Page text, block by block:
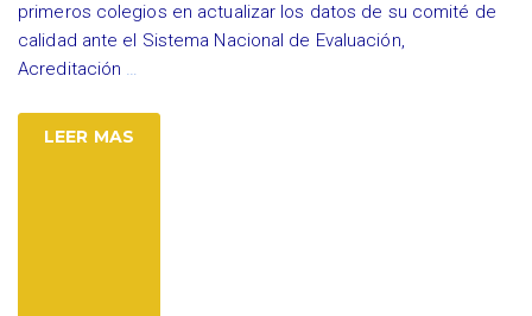
primeros colegios en actualizar los datos de su comité de
calidad ante el Sistema Nacional de Evaluación,
Acreditación …
LEER MAS